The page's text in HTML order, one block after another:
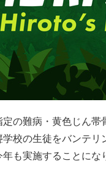
定の難病・黄色じん
学校の生徒をバンテ
年も実施することにな